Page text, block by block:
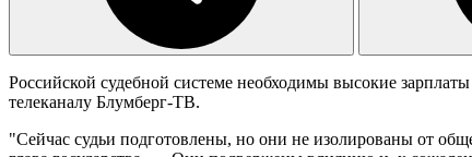
Российской судебной системе необходимы высокие
телеканалу Блумберг-ТВ.
"Сейчас судьи подготовлены, но они не изолированы от